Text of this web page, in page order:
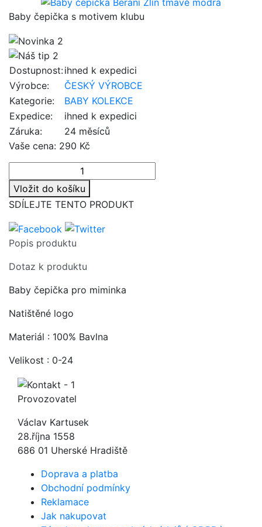
Baby čepička s motivem klubu
Dostupnost:ihned k expedici
Výrobce:
ČESKÝ VÝROBCE
Kategorie:
BABY KOLEKCE
Expedice:
ihned k expedici
Záruka:
24 měsíců
Vaše cena: 290 Kč
Vložit do košíku
SDÍLEJTE TENTO PRODUKT
Popis produktu
Dotaz k produktu
Baby čepička pro miminka
Natištěné logo
Materiál : 100% Bavlna
Velikost : 0-24
Provozovatel
Václav Kartusek
28.října 1558
686 01 Uherské Hradiště
Doprava a platba
Obchodní podmínky
Reklamace
Jak nakupovat